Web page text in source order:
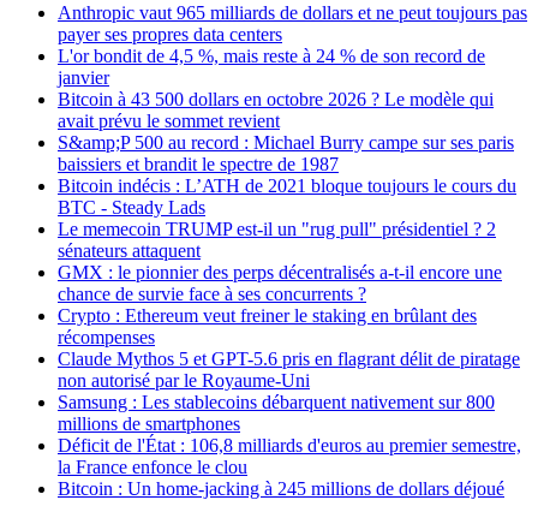
Anthropic vaut 965 milliards de dollars et ne peut toujours pas
payer ses propres data centers
L'or bondit de 4,5 %, mais reste à 24 % de son record de
janvier
Bitcoin à 43 500 dollars en octobre 2026 ? Le modèle qui
avait prévu le sommet revient
S&amp;P 500 au record : Michael Burry campe sur ses paris
baissiers et brandit le spectre de 1987
Bitcoin indécis : L’ATH de 2021 bloque toujours le cours du
BTC - Steady Lads
Le memecoin TRUMP est-il un "rug pull" présidentiel ? 2
sénateurs attaquent
GMX : le pionnier des perps décentralisés a-t-il encore une
chance de survie face à ses concurrents ?
Crypto : Ethereum veut freiner le staking en brûlant des
récompenses
Claude Mythos 5 et GPT-5.6 pris en flagrant délit de piratage
non autorisé par le Royaume-Uni
Samsung : Les stablecoins débarquent nativement sur 800
millions de smartphones
Déficit de l'État : 106,8 milliards d'euros au premier semestre,
la France enfonce le clou
Bitcoin : Un home-jacking à 245 millions de dollars déjoué